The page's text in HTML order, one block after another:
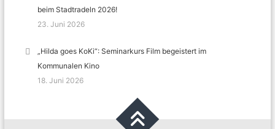
beim Stadtradeln 2026!
23. Juni 2026
„Hilda goes KoKi“: Seminarkurs Film begeistert im
Kommunalen Kino
18. Juni 2026